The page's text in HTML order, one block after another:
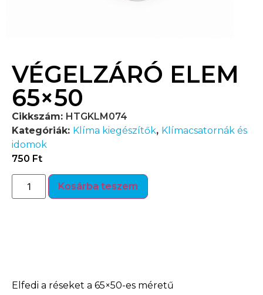
VÉGELZÁRÓ ELEM
65×50
Cikkszám: HTGKLM074
Kategóriák: Klíma kiegészítők, Klímacsatornák és
idomok
750 Ft
Kosárba teszem
Elfedi a réseket a 65×50-es méretű